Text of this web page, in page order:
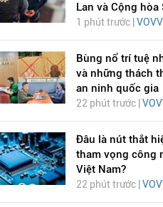
Lan và Cộng hòa
1 phút trước |
Bùng nổ trí tuệ
và những thách
an ninh quốc gia
22 phút trước |
Đâu là nút thắt
tham vọng công
Việt Nam?
22 phút trước |